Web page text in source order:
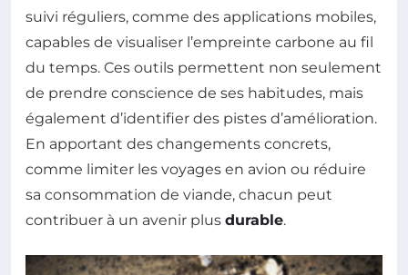
suivi réguliers, comme des applications mobiles,
capables de visualiser l’empreinte carbone au fil
du temps. Ces outils permettent non seulement
de prendre conscience de ses habitudes, mais
également d’identifier des pistes d’amélioration.
En apportant des changements concrets,
comme limiter les voyages en avion ou réduire
sa consommation de viande, chacun peut
contribuer à un avenir plus durable.